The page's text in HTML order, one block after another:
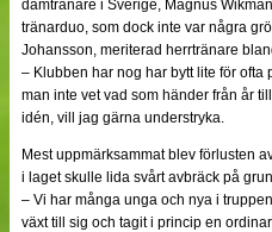
damtränare i Sverige, Magnus
tränarduo, som dock inte var några
Johansson, meriterad herrtränare
– Klubben har nog har bytt lite för ofta
man inte vet vad som händer från år
idén, vill jag gärna understryka.
Mest uppmärksammat blev förlusten
i laget skulle lida svårt avbräck på
– Vi har många unga och nya i
växt till sig och tagit i princip en